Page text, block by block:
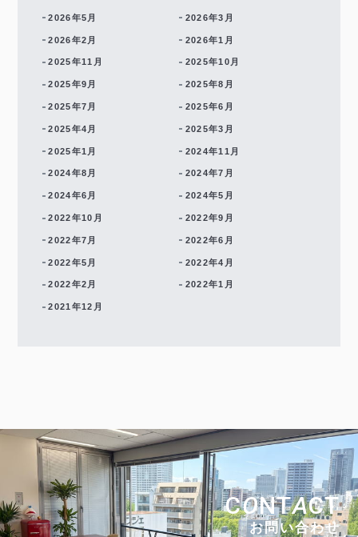
2026年5月 2026年3月
2026年2月 2026年1月
2025年11月 2025年10月
2025年9月 2025年8月
2025年7月 2025年6月
2025年4月 2025年3月
2025年1月 2024年11月
2024年8月 2024年7月
2024年6月 2024年5月
2022年10月 2022年9月
2022年7月 2022年6月
2022年5月 2022年4月
2022年2月 2022年1月
2021年12月
CONTACT
お問い合わせ